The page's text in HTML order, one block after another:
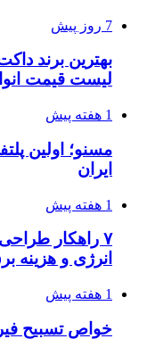
7 روز پیش
بهترین برند
لیست قیمت
1 هفته پیش
مسنو؛ اولین
ایران
1 هفته پیش
۷ راهکار
انرژی و هزینه
1 هفته پیش
خواص تسبیح